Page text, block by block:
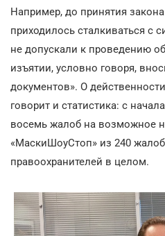
Например, до принятия
приходилось сталкиваться с
не допускали к проведению
изъятии, условно говоря,
документов». О
говорит и статистика: с
восемь жалоб на возможное
«МаскиШоуСтоп» из 240
правоохранителей в целом.